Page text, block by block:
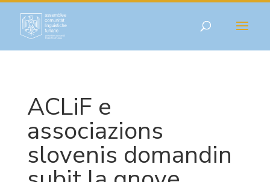
ACLiF e
associazions
slovenis domandin